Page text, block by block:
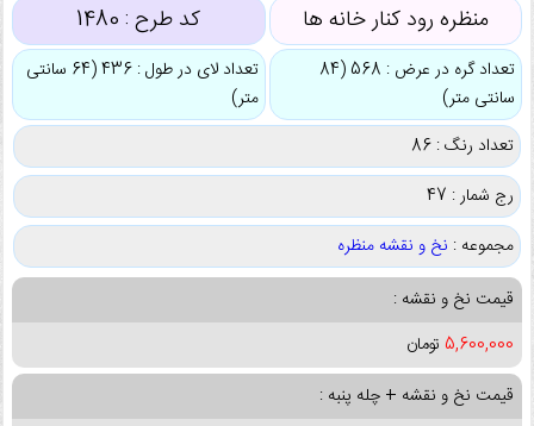
منظره رود کنار خانه ها کد طرح : 1480
تعداد گره در عرض : 568 (84
سانتی متر)
تعداد لای در طول : 436 (64 سانتی
متر)
تعداد رنگ : 86
رج شمار : 47
مجموعه : نخ و نقشه منظره
قیمت نخ و نقشه :
5,600,000 تومان
قیمت نخ و نقشه + چله پنبه :